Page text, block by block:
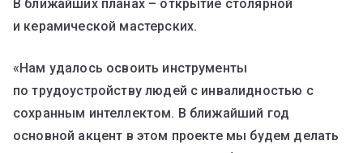
В ближайших планах – открытие столярной
и керамической мастерских.
«Нам удалось освоить инструменты
по трудоустройству людей с инвалидностью с
сохранным интеллектом. В ближайший год
основной акцент в этом проекте мы будем делать